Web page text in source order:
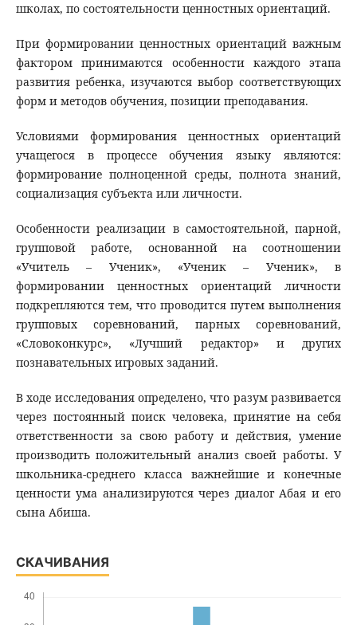
школах, по состоятельности ценностных ориентаций.
При формировании ценностных ориентаций важным
фактором принимаются особенности каждого этапа
развития ребенка, изучаются выбор соответствующих
форм и методов обучения, позиции преподавания.
Условиями формирования ценностных ориентаций
учащегося в процессе обучения языку являются:
формирование полноценной среды, полнота знаний,
социализация субъекта или личности.
Особенности реализации в самостоятельной, парной,
групповой работе, основанной на соотношении
«Учитель – Ученик», «Ученик – Ученик», в
формировании ценностных ориентаций личности
подкрепляются тем, что проводится путем выполнения
групповых соревнований, парных соревнований,
«Словоконкурс», «Лучший редактор» и других
познавательных игровых заданий.
В ходе исследования определено, что разум развивается
через постоянный поиск человека, принятие на себя
ответственности за свою работу и действия, умение
производить положительный анализ своей работы. У
школьника-среднего класса важнейшие и конечные
ценности ума анализируются через диалог Абая и его
сына Абиша.
СКАЧИВАНИЯ